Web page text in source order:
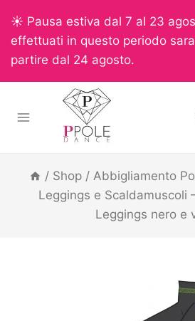
☀️ Pausa estiva dal 7 al 23
effettuati in questo periodo
partire dal 24 agosto.
/ Shop / Abbigliamento
Leggings e Scaldamuscoli
Leggings nero e